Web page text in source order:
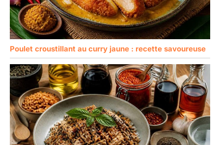
Poulet croustillant au curry jaune : recette savoureuse